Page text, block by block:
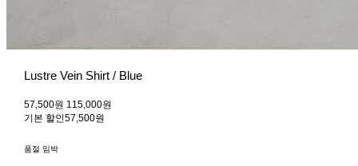
Lustre Vein Shirt / Blue
57,500원 115,000원
기본 할인57,500원
품절 임박